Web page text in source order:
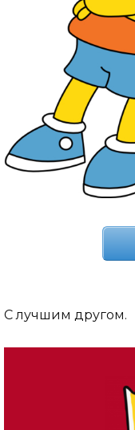
С лучшим другом.